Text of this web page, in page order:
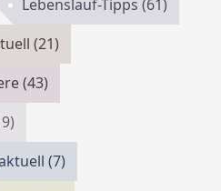
Lebenslauf-Tipps(61)
(21)
(43)
(7)